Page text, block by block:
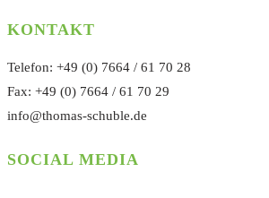
KONTAKT
Telefon: +49 (0) 7664 / 61 70 28
Fax: +49 (0) 7664 / 61 70 29
info@thomas-schuble.de
SOCIAL MEDIA